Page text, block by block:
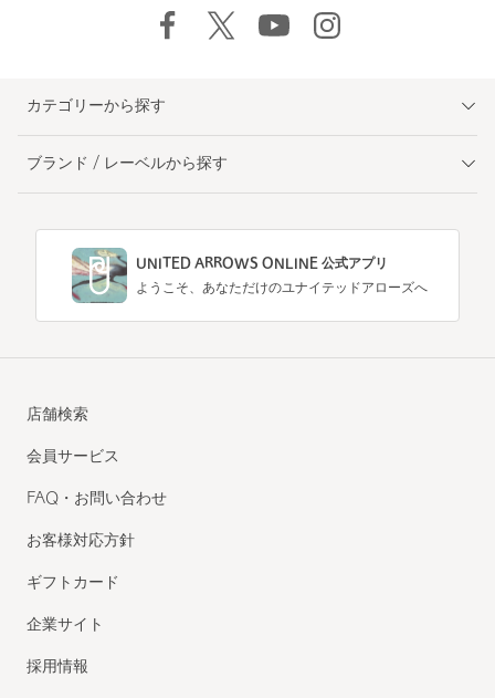
カテゴリーから探す
ブランド / レーベルから探す
UNITED ARROWS ONLINE 公式アプリ
ようこそ、あなただけのユナイテッドアローズへ
店舗検索
会員サービス
FAQ・お問い合わせ
お客様対応方針
ギフトカード
企業サイト
採用情報